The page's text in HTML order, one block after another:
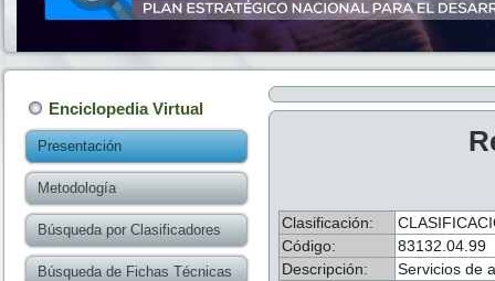
Enciclopedia Virtual
Presentación
Metodología
Búsqueda por Clasificadores
Búsqueda de Fichas Técnicas
Clasificación:
Código:
83132.04.99
Descripción:
Servicios de